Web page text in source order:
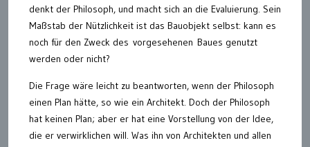
denkt der Philosoph, und macht sich an die Evaluierung. Sein
Maßstab der Nützlichkeit ist das Bauobjekt selbst: kann es
noch für den Zweck des vorgesehenen Baues genutzt
werden oder nicht?
Die Frage wäre leicht zu beantworten, wenn der Philosoph
einen Plan hätte, so wie ein Architekt. Doch der Philosoph
hat keinen Plan; aber er hat eine Vorstellung von der Idee,
die er verwirklichen will. Was ihn von Architekten und allen